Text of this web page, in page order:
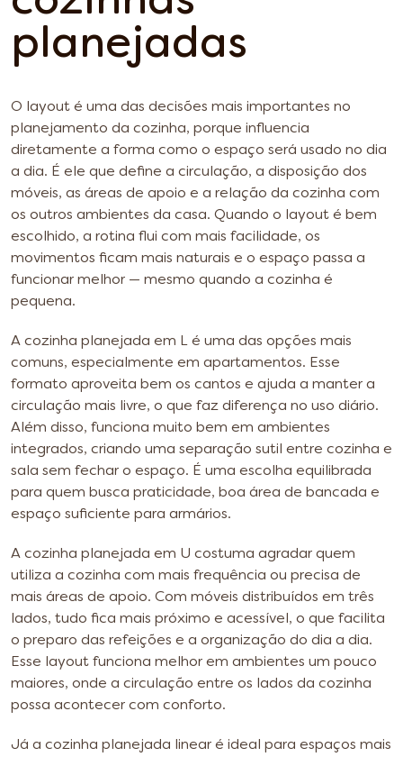
planejadas
O layout é uma das decisões mais importantes no
planejamento da cozinha, porque influencia
diretamente a forma como o espaço será usado no dia
a dia. É ele que define a circulação, a disposição dos
móveis, as áreas de apoio e a relação da cozinha com
os outros ambientes da casa. Quando o layout é bem
escolhido, a rotina flui com mais facilidade, os
movimentos ficam mais naturais e o espaço passa a
funcionar melhor — mesmo quando a cozinha é
pequena.
A cozinha planejada em L é uma das opções mais
comuns, especialmente em apartamentos. Esse
formato aproveita bem os cantos e ajuda a manter a
circulação mais livre, o que faz diferença no uso diário.
Além disso, funciona muito bem em ambientes
integrados, criando uma separação sutil entre cozinha e
sala sem fechar o espaço. É uma escolha equilibrada
para quem busca praticidade, boa área de bancada e
espaço suficiente para armários.
A cozinha planejada em U costuma agradar quem
utiliza a cozinha com mais frequência ou precisa de
mais áreas de apoio. Com móveis distribuídos em três
lados, tudo fica mais próximo e acessível, o que facilita
o preparo das refeições e a organização do dia a dia.
Esse layout funciona melhor em ambientes um pouco
maiores, onde a circulação entre os lados da cozinha
possa acontecer com conforto.
Já a cozinha planejada linear é ideal para espaços mais